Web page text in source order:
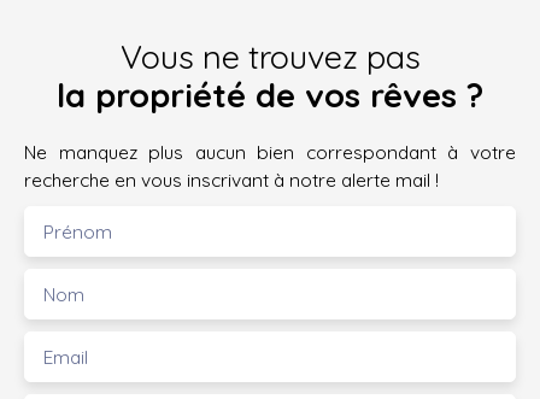
Vous ne trouvez pas
la propriété de vos rêves ?
Ne manquez plus aucun bien correspondant à votre
recherche en vous inscrivant à notre alerte mail !
Prénom
Nom
Email